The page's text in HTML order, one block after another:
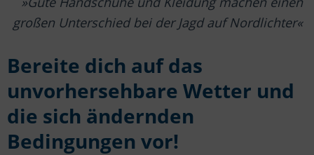
großen Unterschied bei der Jagd auf Nordlichter
Bereite dich auf das
unvorhersehbare Wetter und
die sich ändernden
Bedingungen vor!